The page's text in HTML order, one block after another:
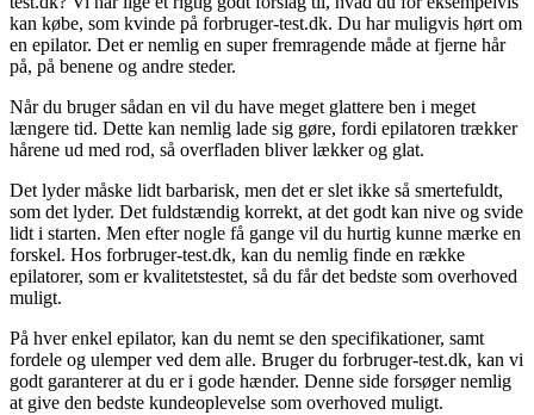
kan købe, som kvinde på forbruger-test.dk. Du har muligvis hørt om
en epilator. Det er nemlig en super fremragende måde at fjerne hår
på, på benene og andre steder.
Når du bruger sådan en vil du have meget glattere ben i meget
længere tid. Dette kan nemlig lade sig gøre, fordi epilatoren trækker
hårene ud med rod, så overfladen bliver lækker og glat.
Det lyder måske lidt barbarisk, men det er slet ikke så smertefuldt,
som det lyder. Det fuldstændig korrekt, at det godt kan nive og svide
lidt i starten. Men efter nogle få gange vil du hurtig kunne mærke en
forskel. Hos forbruger-test.dk, kan du nemlig finde en række
epilatorer, som er kvalitetstestet, så du får det bedste som overhoved
muligt.
På hver enkel epilator, kan du nemt se den specifikationer, samt
fordele og ulemper ved dem alle. Bruger du forbruger-test.dk, kan vi
godt garanterer at du er i gode hænder. Denne side forsøger nemlig
at give den bedste kundeoplevelse som overhoved muligt.